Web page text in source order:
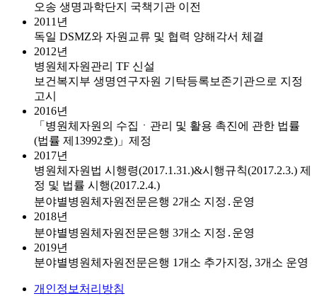
오송 생명과학단지 국책기관 이전
2011년
독일 DSMZ와 자원교류 및 협력 양해각서 체결
2012년
병원체자원관리 TF 신설
보건복지부 생명연구자원 기탁등록보존기관으로 지정
고시
2016년
「병원체자원의 수집ㆍ관리 및 활용 촉진에 관한 법률
(법률 제13992호)」제정
2017년
병원체자원법 시행령(2017.1.31.)&시행규칙(2017.2.3.) 제
정 및 법률 시행(2017.2.4.)
분야별병원체자원전문은행 2개소 지정․운영
2018년
분야별병원체자원전문은행 3개소 지정․운영
2019년
분야별병원체자원전문은행 1개소 추가지정, 3개소 운영
개인정보처리방침